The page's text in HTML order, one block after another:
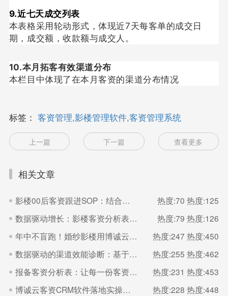
9.近七天成交列表
本表格采用轮动形式，体现近7天每客单的成交日
期，成交额，收款额与成交人 。
10.本月拓客有效渠道分布
本栏目中体现了在本月客资的渠道分布情况
标签： 客资管理,影楼管理软件,客资管理系统
上一篇 下一篇 查看更多
相关文章
影楼00后客资跟进SOP：结合博诚云SCRM系统的意向识别与成交闭环 热度:70 热度:125
数据驱动增长：影楼客资分析表在日常运营中的核心价值与实践
热度:79 热度:126
年中不盲跑！婚纱影楼用博诚云系统做客资复盘，下半年业绩翻倍
热度:247 热度:450
数据驱动的渠道效能诊断：基于销控表的深度分析
热度:255 热度:462
报备客资分析表：让每一份客资都产生价值的“经营仪表盘”
热度:231 热度:453
博诚云客资CRM软件落地实操指南
热度:228 热度:448